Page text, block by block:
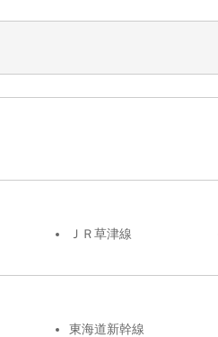
ＪＲ草津線
東海道新幹線